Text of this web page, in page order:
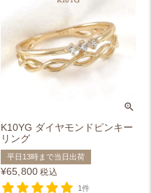
K10YG ダイヤモンドピンキー
リング
平日13時まで当日出荷
¥65,800 税込
1件